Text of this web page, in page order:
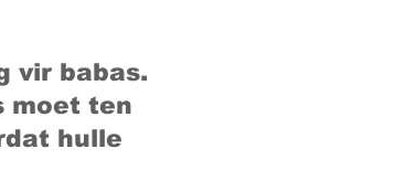
vir babas.
moet ten
hulle